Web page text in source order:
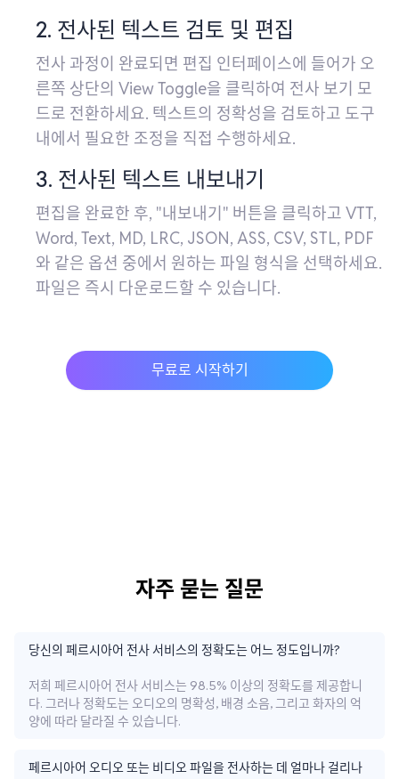
2. 전사된 텍스트 검토 및 편집
전사 과정이 완료되면 편집 인터페이스에 들어가 오
른쪽 상단의 View Toggle을 클릭하여 전사 보기 모
드로 전환하세요. 텍스트의 정확성을 검토하고 도구
내에서 필요한 조정을 직접 수행하세요.
3. 전사된 텍스트 내보내기
편집을 완료한 후, "내보내기" 버튼을 클릭하고 VTT,
Word, Text, MD, LRC, JSON, ASS, CSV, STL, PDF
와 같은 옵션 중에서 원하는 파일 형식을 선택하세요.
파일은 즉시 다운로드할 수 있습니다.
무료로 시작하기
자주 묻는 질문
당신의 페르시아어 전사 서비스의 정확도는 어느 정도입니까?
저희 페르시아어 전사 서비스는 98.5% 이상의 정확도를 제공합니
다. 그러나 정확도는 오디오의 명확성, 배경 소음, 그리고 화자의 억
양에 따라 달라질 수 있습니다.
페르시아어 오디오 또는 비디오 파일을 전사하는 데 얼마나 걸리나